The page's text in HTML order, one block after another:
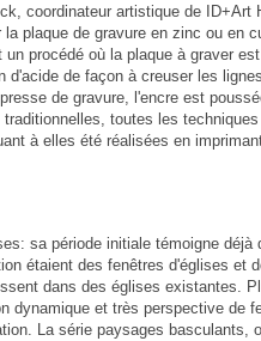
coordinateur artistique de
plaque de gravure en zinc ou en
procédé où la plaque à graver
de façon à creuser les
de gravure, l'encre est
toutes les
à elles été réalisées en
sa période initiale témoigne
étaient des fenêtres d'églises et
dans des églises existantes.
dynamique et très perspective de
La série paysages basculants,